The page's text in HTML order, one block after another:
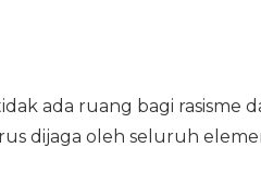
ada ruang bagi rasisme
dijaga oleh seluruh